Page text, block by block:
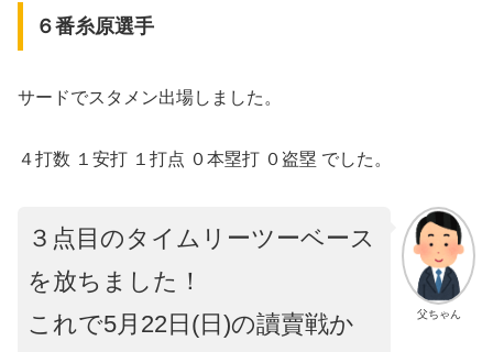
６番糸原選手
サードでスタメン出場しました。
４打数 １安打 １打点 ０本塁打 ０盗塁 でした。
父ちゃん
３点目のタイムリーツーベース
を放ちました！
これで5月22日(日)の讀賣戦か